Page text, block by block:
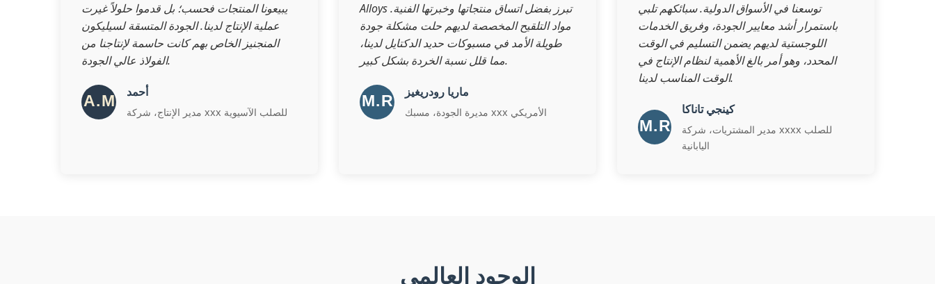
يبيعونا المنتجات فحسب؛ بل قدموا حلولاً غيرت
عملية الإنتاج لدينا. الجودة المتسقة لسيليكون
المنجنيز الخاص بهم كانت حاسمة لإنتاجنا من
الفولاذ عالي الجودة.
أحمد
مدير الإنتاج، شركة xxx للصلب الآسيوية
Alloys تبرز بفضل اتساق منتجاتها وخبرتها الفنية.
مواد التلقيح المخصصة لديهم حلت مشكلة جودة
طويلة الأمد في مسبوكات حديد الدكتايل لدينا،
مما قلل نسبة الخردة بشكل كبير.
ماريا رودريغيز
مديرة الجودة، مسبك xxx الأمريكي
توسعنا في الأسواق الدولية. سبائكهم تلبي
باستمرار أشد معايير الجودة، وفريق الخدمات
اللوجستية لديهم يضمن التسليم في الوقت
المحدد، وهو أمر بالغ الأهمية لنظام الإنتاج في
الوقت المناسب لدينا.
كينجي تاناكا
مدير المشتريات، شركة xxxx للصلب
اليابانية
الوجود العالمي